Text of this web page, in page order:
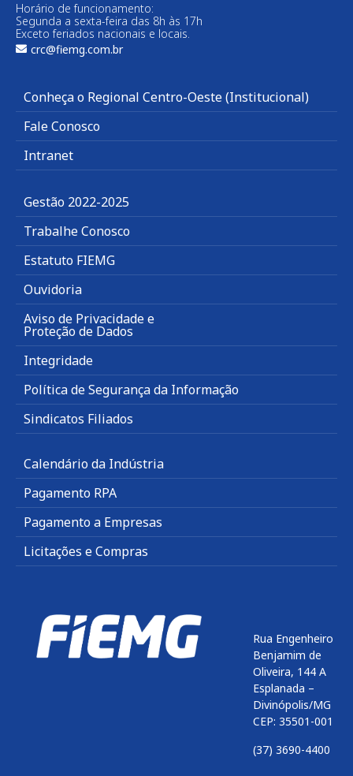
Horário de funcionamento:
Segunda a sexta-feira das 8h às 17h
Exceto feriados nacionais e locais.
crc@fiemg.com.br
Conheça o Regional Centro-Oeste (Institucional)
Fale Conosco
Intranet
Gestão 2022-2025
Trabalhe Conosco
Estatuto FIEMG
Ouvidoria
Aviso de Privacidade e
Proteção de Dados
Integridade
Política de Segurança da Informação
Sindicatos Filiados
Calendário da Indústria
Pagamento RPA
Pagamento a Empresas
Licitações e Compras
Rua Engenheiro
Benjamim de
Oliveira, 144 A
Esplanada –
Divinópolis/MG
CEP: 35501-001
(37) 3690-4400